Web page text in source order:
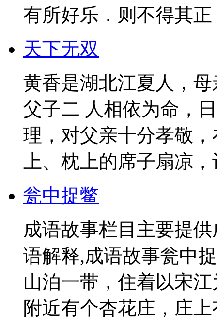
有所好乐．则不得其
天下无双
黄香是湖北江夏人，
父子二 人相依为命，
理，对父亲十分孝敬
上、枕上的席子扇凉
瓮中捉鳖
成语故事栏目主要提
语解释,成语故事瓮中
山泊一带，住着以宋
附近有个杏花庄，庄